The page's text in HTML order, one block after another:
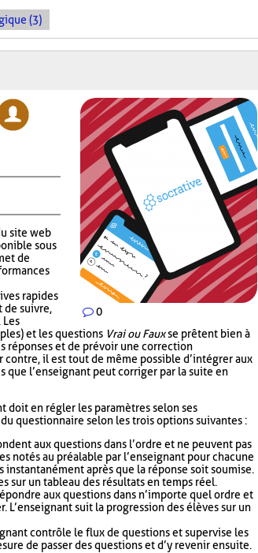
(3)
0
site web
sous
de
rapides
de suivre,
Les
et les questions Vrai ou Fauxse prêtent bien à
réponses et de prévoir une correction
il est tout de même possible d’intégrer aux
que l’enseignant peut corriger par la suite en
doit en régler les paramètres selon ses
questionnaire selon les trois options suivantes :
aux questions dans l’ordre et ne peuvent pas
notés au préalable par l’enseignant pour chacune
après que la réponse soit soumise.
sur un tableau des résultats en temps réel.
aux questions dans n’importe quel ordre et
suit la progression des élèves sur un
contrôle le flux de questions et supervise les
de passer des questions et d’y revenir ensuite.